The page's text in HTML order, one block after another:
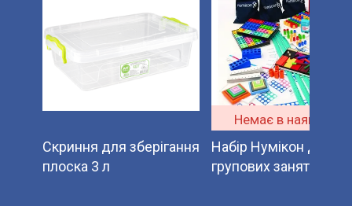
Скриння для зберігання
плоска 3 л
Немає в наявності
Набір Нумікон для
групових занять 1